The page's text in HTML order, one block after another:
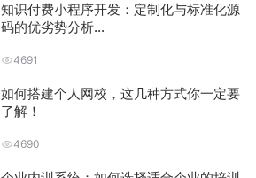
知识付费小程序开发：定制化与标准化源
码的优劣势分析...
4691
如何搭建个人网校，这几种方式你一定要
了解！
4690